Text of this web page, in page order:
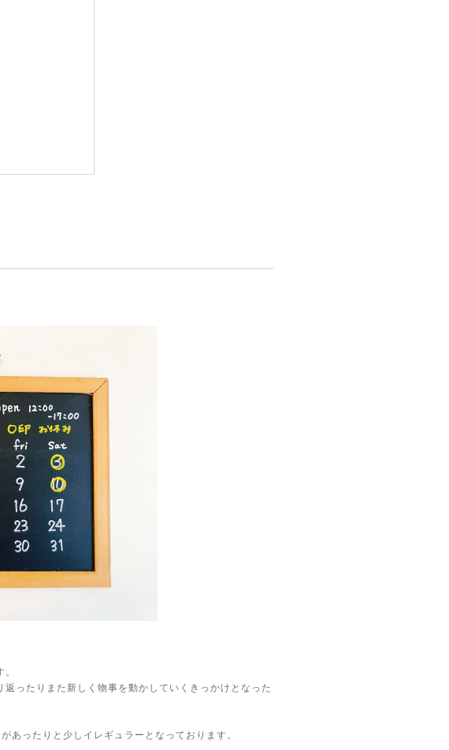
ったりまた新しく物事を動かしていくきっかけとなった
あったりと少しイレギュラーとなっております。